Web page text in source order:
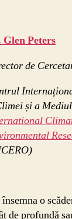
Glen Peters
de
și a
o
de profundă